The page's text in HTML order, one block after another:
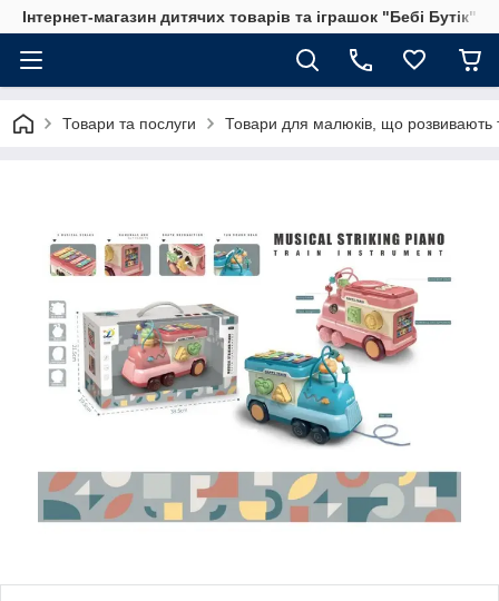
Інтернет-магазин дитячих товарів та іграшок "Бебі Бутік"
Товари та послуги Товари для малюків, що розвивають